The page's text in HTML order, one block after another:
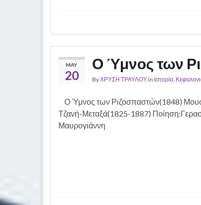
MAY
20
Ο Ύμνος των
ByΧΡΥΣΗ ΤΡΑΥΛΟΥin Ιστορία,
Ο Ύμνος των Ριζοσπαστών(1848)
Τζανή-Μεταξά(1825-1887)
Μαυρογιάννη